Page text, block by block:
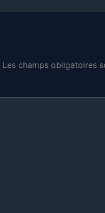
Les champs obligatoires